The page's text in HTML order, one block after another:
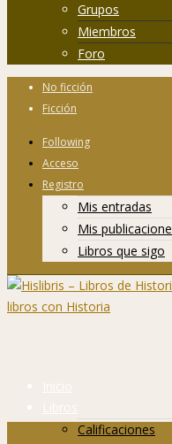
Grupos
Miembros
Foro
No ficción
Ficción
Following
Acceso
Registro
Mis entradas
Mis
Libros que sigo
Inicio
Libros
Calificaciones